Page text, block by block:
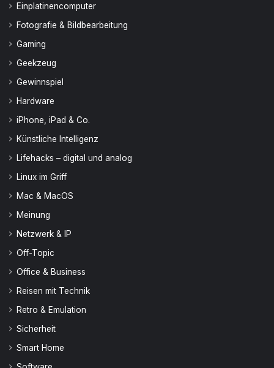
Einplatinencomputer
Fotografie & Bildbearbeitung
Gaming
Geekzeug
Gewinnspiel
Hardware
iPhone, iPad & Co.
Künstliche Intelligenz
Lifehacks – digital und analog
Linux im Griff
Mac & MacOS
Meinung
Netzwerk & IP
Off-Topic
Office & Business
Reisen mit Technik
Retro & Emulation
Sicherheit
Smart Home